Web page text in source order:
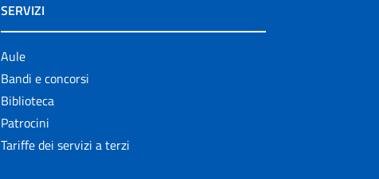
SERVIZI
Aule
Bandi e concorsi
Biblioteca
Patrocini
Tariffe dei servizi a terzi